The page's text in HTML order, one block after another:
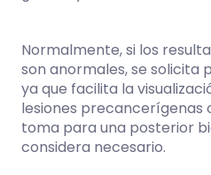
Normalmente, si los
son anormales, se solicita
ya que facilita la
lesiones precancerígenas
toma para una posterior
considera necesario.